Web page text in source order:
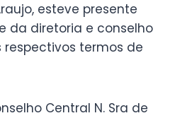
esteve presente
da diretoria e conselho
termos de
Central N. Sra de